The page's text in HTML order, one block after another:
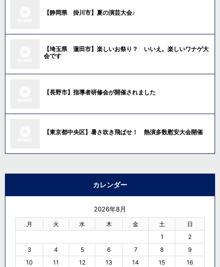
【静岡県 掛川市】夏の演芸大会♪
【埼玉県 蓮田市】楽しいお祭り？ いいえ。楽しいワナゲ大
会です
【長野市】指導者研修会が開催されました
【東京都中央区】暑さ吹き飛ばせ！ 熱演多数慰安大会開催
カレンダー
2026年8月
月 火 水 木 金 土 日
1
2
3
4 5 6 7 8
9
10
11 12 13 14 15
16